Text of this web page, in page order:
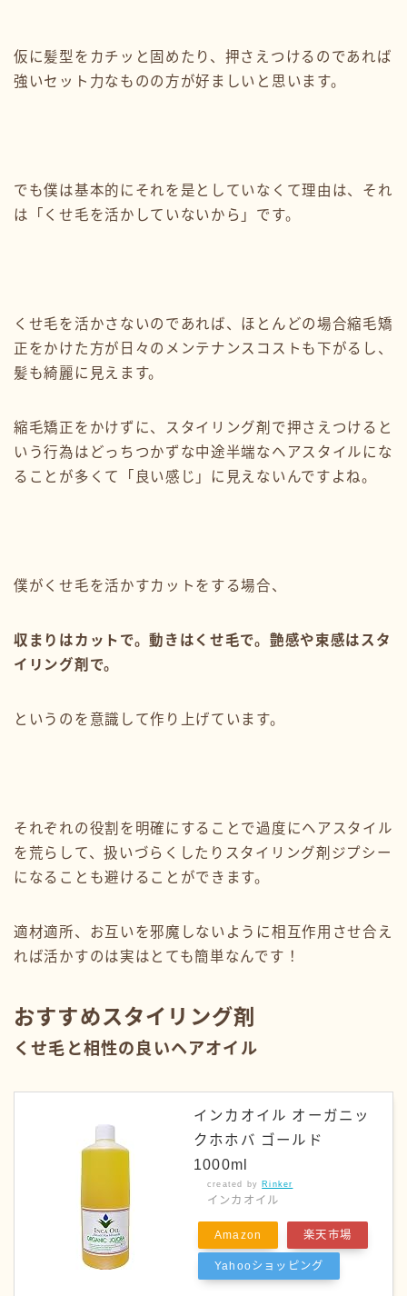
仮に髪型をカチッと固めたり、押さえつけるのであれば
強いセット力なものの方が好ましいと思います。
でも僕は基本的にそれを是としていなくて理由は、それ
は「くせ毛を活かしていないから」です。
くせ毛を活かさないのであれば、ほとんどの場合縮毛矯
正をかけた方が日々のメンテナンスコストも下がるし、
髪も綺麗に見えます。
縮毛矯正をかけずに、スタイリング剤で押さえつけると
いう行為はどっちつかずな中途半端なヘアスタイルにな
ることが多くて「良い感じ」に見えないんですよね。
僕がくせ毛を活かすカットをする場合、
収まりはカットで。動きはくせ毛で。艶感や束感はスタ
イリング剤で。
というのを意識して作り上げています。
それぞれの役割を明確にすることで過度にヘアスタイル
を荒らして、扱いづらくしたりスタイリング剤ジプシー
になることも避けることができます。
適材適所、お互いを邪魔しないように相互作用させ合え
れば活かすのは実はとても簡単なんです！
おすすめスタイリング剤
くせ毛と相性の良いヘアオイル
インカオイル オーガニッ
クホホバ ゴールド
1000ml
created by Rinker
インカオイル
Amazon 楽天市場
Yahooショッピング